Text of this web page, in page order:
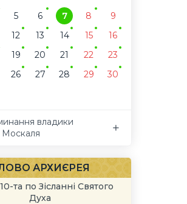
5 6 7 8
9
12 13 14 15
16
19 20 21 22
23
26 27 28 29
30
владики
АРХИЄРЕЯ
та по Зісланні Святого
Духа